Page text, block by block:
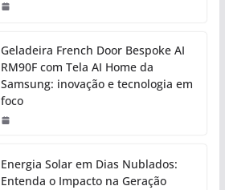
Geladeira French Door Bespoke AI
RM90F com Tela AI Home da
Samsung: inovação e tecnologia em
foco
Energia Solar em Dias Nublados:
Entenda o Impacto na Geração